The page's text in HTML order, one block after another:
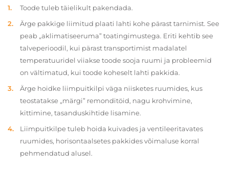
Toode tuleb täielikult pakendada.
Ärge pakkige liimitud plaati lahti kohe pärast tarnimist. See
peab „aklimatiseeruma” toatingimustega. Eriti kehtib see
talveperioodil, kui pärast transportimist madalatel
temperatuuridel viiakse toode sooja ruumi ja probleemid
on vältimatud, kui toode koheselt lahti pakkida.
Ärge hoidke liimpuitkilpi väga niisketes ruumides, kus
teostatakse „märgi” remonditöid, nagu krohvimine,
kittimine, tasanduskihtide lisamine.
Liimpuitkilpe tuleb hoida kuivades ja ventileeritavates
ruumides, horisontaalsetes pakkides võimaluse korral
pehmendatud alusel.